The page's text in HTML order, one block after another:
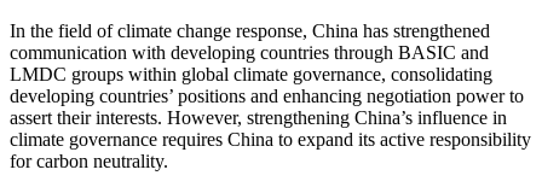
In the field of climate change response, China has strengthened
communication with developing countries through BASIC and
LMDC groups within global climate governance, consolidating
developing countries’ positions and enhancing negotiation power to
assert their interests. However, strengthening China’s influence in
climate governance requires China to expand its active responsibility
for carbon neutrality.